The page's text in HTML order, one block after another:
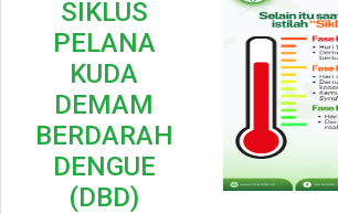
SIKLUS
PELANA
KUDA
DEMAM
BERDARAH
DENGUE
(DBD)